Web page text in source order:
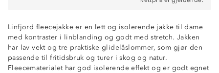
Linfjord fleecejakke er en lett og isolerende jakke til dame
med kontraster i linblanding og godt med stretch. Jakken
har lav vekt og tre praktiske glidelåslommer, som gjør den
passende til fritidsbruk og turer i skog og natur.
Fleecematerialet har god isolerende effekt og er godt egnet